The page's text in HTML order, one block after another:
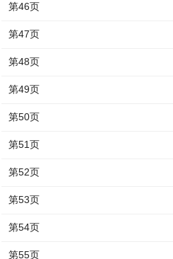
第46页
第47页
第48页
第49页
第50页
第51页
第52页
第53页
第54页
第55页